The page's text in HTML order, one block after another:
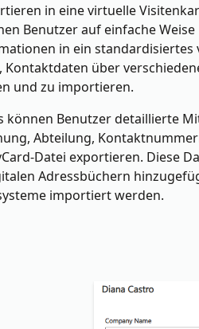
in eine virtuelle
Benutzer auf einfache Weise
in ein standardisiertes
Kontaktdaten über
und zu importieren.
können Benutzer detaillierte
Abteilung,
Datei exportieren. Diese
Adressbüchern
importiert werden.